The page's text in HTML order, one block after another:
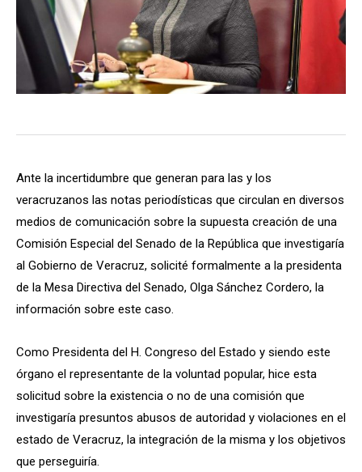
Ante la incertidumbre que generan para las y los
veracruzanos las notas periodísticas que circulan en diversos
medios de comunicación sobre la supuesta creación de una
Comisión Especial del Senado de la República que investigaría
al Gobierno de Veracruz, solicité formalmente a la presidenta
de la Mesa Directiva del Senado, Olga Sánchez Cordero, la
información sobre este caso.
Como Presidenta del H. Congreso del Estado y siendo este
órgano el representante de la voluntad popular, hice esta
solicitud sobre la existencia o no de una comisión que
investigaría presuntos abusos de autoridad y violaciones en el
estado de Veracruz, la integración de la misma y los objetivos
que perseguiría.